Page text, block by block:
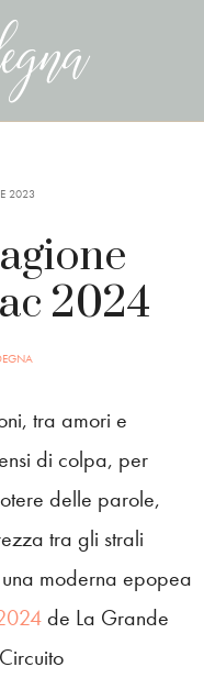
2023
2024
tra amori e
di colpa, per
delle parole,
tra gli strali
moderna epopea
de La Grande